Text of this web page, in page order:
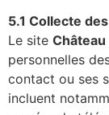
5.1 Collecte
Le site Château
personnelles
contact ou ses
incluent